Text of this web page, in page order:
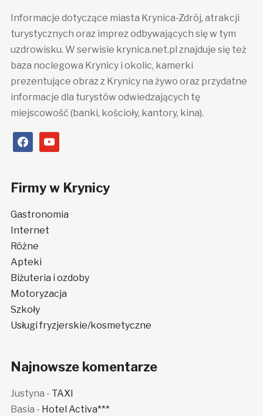
Informacje dotyczące miasta Krynica-Zdrój, atrakcji
turystycznych oraz imprez odbywających się w tym
uzdrowisku. W serwisie krynica.net.pl znajduje się też
baza noclegowa Krynicy i okolic, kamerki
prezentujące obraz z Krynicy na żywo oraz przydatne
informacje dla turystów odwiedzających tę
miejscowość (banki, kościoły, kantory, kina).
facebookyoutube
Firmy w Krynicy
Gastronomia
Internet
Różne
Apteki
Biżuteria i ozdoby
Motoryzacja
Szkoły
Usługi fryzjerskie/kosmetyczne
Najnowsze komentarze
Justyna - TAXI
Basia - Hotel Activa***